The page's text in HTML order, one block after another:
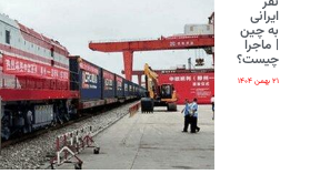
ایرانی‌
به چین
| ماجرا
چیست؟
۲۱ بهمن ۱۴۰۴